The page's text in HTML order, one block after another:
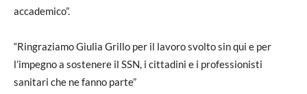
accademico”.
“Ringraziamo Giulia Grillo per il lavoro svolto sin qui e per
l’impegno a sostenere il SSN, i cittadini e i professionisti
sanitari che ne fanno parte”